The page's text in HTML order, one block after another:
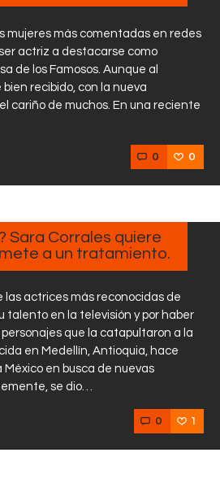
mujeres más comentadas en redes
actriz a destacarse como
de los Famosos. Aunque al
recibido, con la nueva
cariño de muchos. En una reciente
0 0
Sara Corrales quiere
a un tratamiento.
las actrices más reconocidas de
talento en la televisión y por haber
que la catapultaron a la
en Medellín, Antioquia, hace
en busca de nuevas
se dio…
0 1